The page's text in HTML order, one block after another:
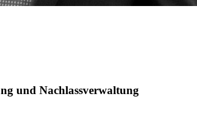
und Nachlassverwaltung